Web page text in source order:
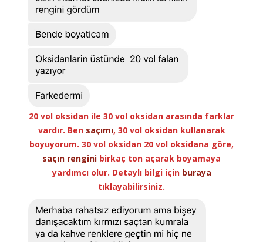
20 vol oksidan ile 30 vol oksidan arasında farklar
vardır. Ben saçımı, 30 vol oksidan kullanarak
boyuyorum. 30 vol oksidan 20 vol oksidana göre,
saçın rengini birkaç ton açarak boyamaya
yardımcı olur. Detaylı bilgi için buraya
tıklayabilirsiniz.